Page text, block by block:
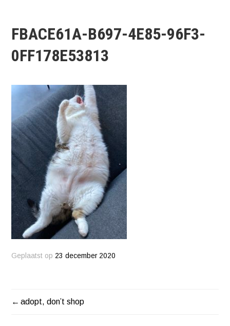
FBACE61A-B697-4E85-96F3-
0FF178E53813
Geplaatst op 23 december 2020
BERICHT
adopt, don’t shop